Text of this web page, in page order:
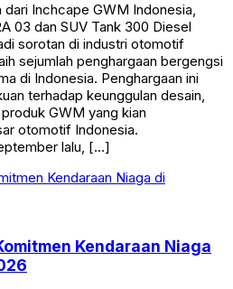
dari Inchcape GWM Indonesia,
03 dan SUV Tank 300 Diesel
sorotan di industri otomotif
sejumlah penghargaan bergengsi
di Indonesia. Penghargaan ini
terhadap keunggulan desain,
GWM yang kian
otomotif Indonesia.
lalu, […]
Kendaraan Niaga